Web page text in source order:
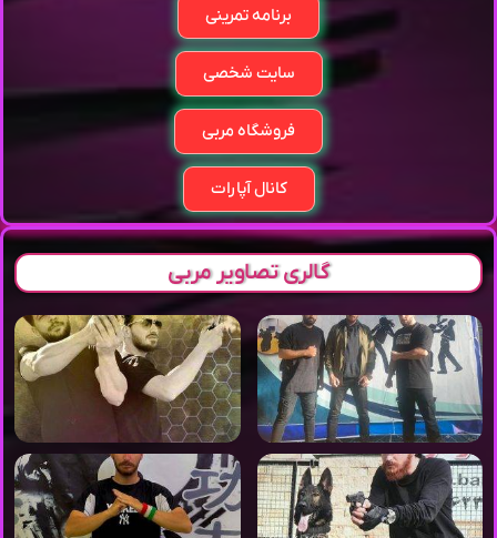
برنامه تمرینی
سایت شخصی
فروشگاه مربی
کانال آپارات
گالری تصاویر مربی